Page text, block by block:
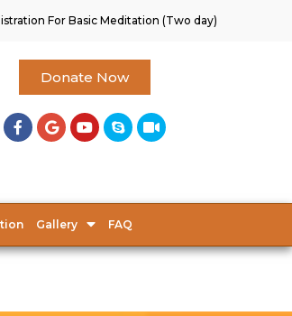
For Basic Meditation (Two day)
Donate Now
Gallery FAQ